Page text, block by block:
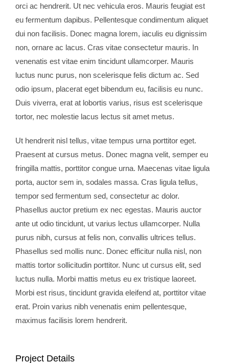
orci ac hendrerit. Ut nec vehicula eros. Mauris feugiat est
eu fermentum dapibus. Pellentesque condimentum aliquet
dui non facilisis. Donec magna lorem, iaculis eu dignissim
non, ornare ac lacus. Cras vitae consectetur mauris. In
venenatis est vitae enim tincidunt ullamcorper. Mauris
luctus nunc purus, non scelerisque felis dictum ac. Sed
odio ipsum, placerat eget bibendum eu, facilisis eu nunc.
Duis viverra, erat at lobortis varius, risus est scelerisque
tortor, nec molestie lacus lectus sit amet metus.
Ut hendrerit nisl tellus, vitae tempus urna porttitor eget.
Praesent at cursus metus. Donec magna velit, semper eu
fringilla mattis, porttitor congue urna. Maecenas vitae ligula
porta, auctor sem in, sodales massa. Cras ligula tellus,
tempor sed fermentum sed, consectetur ac dolor.
Phasellus auctor pretium ex nec egestas. Mauris auctor
ante ut odio tincidunt, ut varius lectus ullamcorper. Nulla
purus nibh, cursus at felis non, convallis ultrices tellus.
Phasellus sed mollis nunc. Donec efficitur nulla nisl, non
mattis tortor sollicitudin porttitor. Nunc ut cursus elit, sed
luctus nulla. Morbi mattis metus eu ex tristique laoreet.
Morbi est risus, tincidunt gravida eleifend at, porttitor vitae
erat. Proin varius nibh venenatis enim pellentesque,
maximus facilisis lorem hendrerit.
Project Details